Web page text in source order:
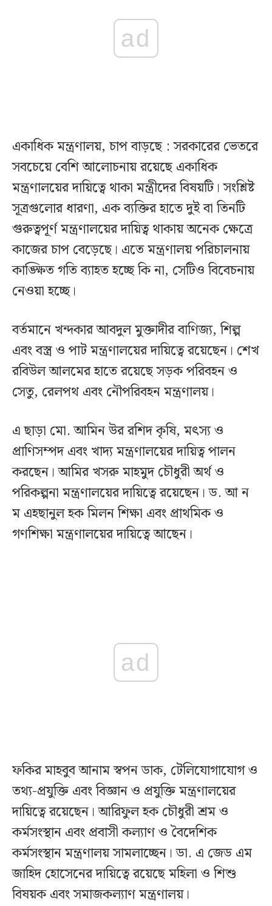
ad
একাধিক মন্ত্রণালয়, চাপ বাড়ছে : সরকারের ভেতরে
সবচেয়ে বেশি আলোচনায় রয়েছে একাধিক
মন্ত্রণালয়ের দায়িত্বে থাকা মন্ত্রীদের বিষয়টি। সংশ্লিষ্ট
সূত্রগুলোর ধারণা, এক ব্যক্তির হাতে দুই বা তিনটি
গুরুত্বপূর্ণ মন্ত্রণালয়ের দায়িত্ব থাকায় অনেক ক্ষেত্রে
কাজের চাপ বেড়েছে। এতে মন্ত্রণালয় পরিচালনায়
কাঙ্ক্ষিত গতি ব্যাহত হচ্ছে কি না, সেটিও বিবেচনায়
নেওয়া হচ্ছে।
বর্তমানে খন্দকার আবদুল মুক্তাদীর বাণিজ্য, শিল্প
এবং বস্ত্র ও পাট মন্ত্রণালয়ের দায়িত্বে রয়েছেন। শেখ
রবিউল আলমের হাতে রয়েছে সড়ক পরিবহন ও
সেতু, রেলপথ এবং নৌপরিবহন মন্ত্রণালয়।
এ ছাড়া মো. আমিন উর রশিদ কৃষি, মৎস্য ও
প্রাণিসম্পদ এবং খাদ্য মন্ত্রণালয়ের দায়িত্ব পালন
করছেন। আমির খসরু মাহমুদ চৌধুরী অর্থ ও
পরিকল্পনা মন্ত্রণালয়ের দায়িত্বে রয়েছেন। ড. আ ন
ম এহছানুল হক মিলন শিক্ষা এবং প্রাথমিক ও
গণশিক্ষা মন্ত্রণালয়ের দায়িত্বে আছেন।
ad
ফকির মাহবুব আনাম স্বপন ডাক, টেলিযোগাযোগ ও
তথ্য-প্রযুক্তি এবং বিজ্ঞান ও প্রযুক্তি মন্ত্রণালয়ের
দায়িত্বে রয়েছেন। আরিফুল হক চৌধুরী শ্রম ও
কর্মসংস্থান এবং প্রবাসী কল্যাণ ও বৈদেশিক
কর্মসংস্থান মন্ত্রণালয় সামলাচ্ছেন। ডা. এ জেড এম
জাহিদ হোসেনের দায়িত্বে রয়েছে মহিলা ও শিশু
বিষয়ক এবং সমাজকল্যাণ মন্ত্রণালয়।